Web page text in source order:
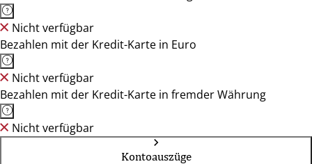
Nicht verfügbar
Bezahlen mit der Kredit-Karte in Euro
Nicht verfügbar
Bezahlen mit der Kredit-Karte in fremder Währung
Nicht verfügbar
Kontoauszüge